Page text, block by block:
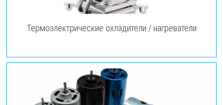
Термоэлектрические охладители / нагреватели